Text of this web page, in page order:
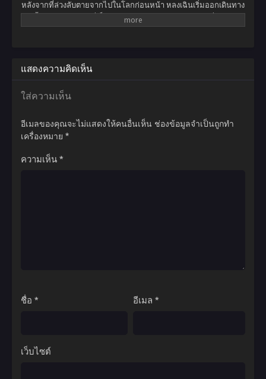
หลังจากที่ล่วงลับตายจากไปในโลกก่อนหน้า หลงเฉินเริ่มออกเดินทาง
ครั้งใหม่ในผืนพิภพที่เต็มไปด้วยเทพเซียนและมารปีศาจ สิ่งมีชีวิต
ฝ่าฟันอุปสรรคมากมายเกินคณานับ สังหารทุกคนที่เข้าขัดขวาง ยอด
ผู้ฝึกยุทธ์พเนจรท่องโลกาท้ายุทธภพสุดขอบฟ้า จนกลายเป็นที่รู้จักใน
นามเทพปีศาจแห่งจักรวาล ปกครองความเป็นและความตาย แม้กระ
แสดงความคิดเห็น
ใส่ความเห็น
อีเมลของคุณจะไม่แสดงให้คนอื่นเห็น ช่องข้อมูลจำเป็นถูกทำ
เครื่องหมาย *
ความเห็น *
ชื่อ * อีเมล *
เว็บไซต์